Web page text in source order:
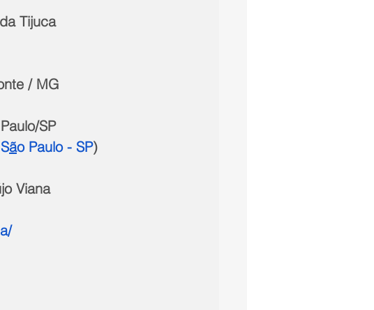
Tijuca
/ MG
SP
ão Paulo - SP)
Viana